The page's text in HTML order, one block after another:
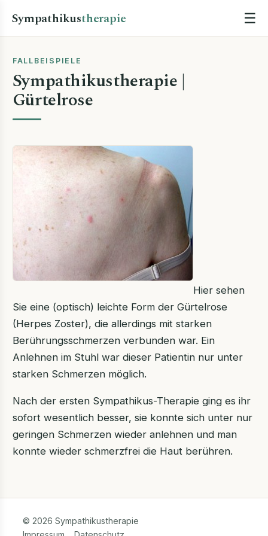
Sympathikustherapie ☰
FALLBEISPIELE
Sympathikustherapie |
Gürtelrose
Hier sehen
Sie eine (optisch) leichte Form der Gürtelrose
(Herpes Zoster), die allerdings mit starken
Berührungsschmerzen verbunden war. Ein
Anlehnen im Stuhl war dieser Patientin nur unter
starken Schmerzen möglich.
Nach der ersten Sympathikus-Therapie ging es ihr
sofort wesentlich besser, sie konnte sich unter nur
geringen Schmerzen wieder anlehnen und man
konnte wieder schmerzfrei die Haut berühren.
© 2026 Sympathikustherapie